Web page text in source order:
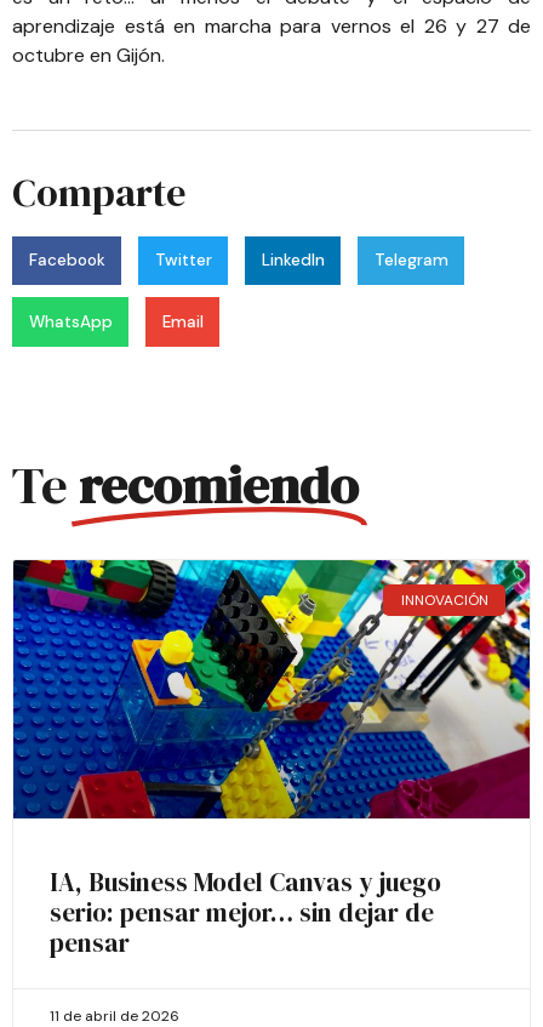
aprendizaje está en marcha para vernos el 26 y 27 de
octubre en Gijón.
Comparte
Facebook Twitter LinkedIn Telegram
WhatsApp Email
Terecomiendo
INNOVACIÓN
IA, Business Model Canvas y juego
serio: pensar mejor… sin dejar de
pensar
11 de abril de 2026